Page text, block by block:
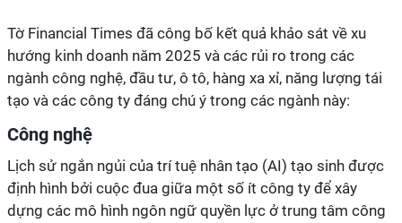
Tờ Financial Times đã công bố kết quả khảo sát về xu
hướng kinh doanh năm 2025 và các rủi ro trong các
ngành công nghệ, đầu tư, ô tô, hàng xa xỉ, năng lượng tái
tạo và các công ty đáng chú ý trong các ngành này:
Công nghệ
Lịch sử ngắn ngủi của trí tuệ nhân tạo (AI) tạo sinh được
định hình bởi cuộc đua giữa một số ít công ty để xây
dựng các mô hình ngôn ngữ quyền lực ở trung tâm công